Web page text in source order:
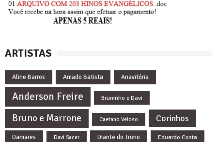
ARTISTAS
Aline Barros Amado Batista Anavitória
Anderson Freire Bruninho e Davi
Bruno e Marrone Caetano Veloso Corinhos
Damares Davi Sacer Diante do Trono Eduardo Costa